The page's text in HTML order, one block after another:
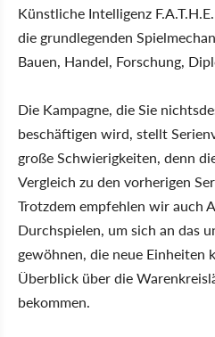
Künstliche Intelligenz
die grundlegenden
Bauen, Handel, Forschung,
Die Kampagne, die Sie
beschäftigen wird, stellt
große Schwierigkeiten, denn
Vergleich zu den vorherigen
Trotzdem empfehlen wir auch
Durchspielen, um sich an das
gewöhnen, die neue Einheiten
Überblick über die
bekommen.